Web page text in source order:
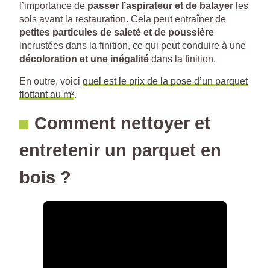
l’importance de passer l’aspirateur et de balayer les
sols avant la restauration. Cela peut entraîner de
petites particules de saleté et de poussière
incrustées dans la finition, ce qui peut conduire à une
décoloration et une inégalité dans la finition.
En outre, voici quel est le prix de la pose d’un parquet
flottant au m².
Comment nettoyer et
entretenir un parquet en
bois ?